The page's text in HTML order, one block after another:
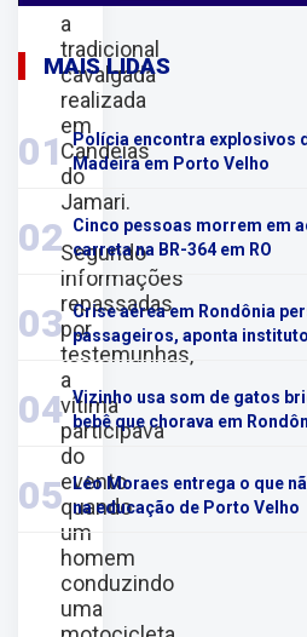
a
tradicional
cavalgada
realizada
em
Candeias
do
Jamari.
Segundo
informações
repassadas
por
testemunhas,
a
vítima
participava
do
evento
quando
um
homem
conduzindo
uma
MAIS LIDAS
01
Polícia encontra explosivos
Madeira em Porto Velho
02 Cinco pessoas morrem em
carreta na BR-364 em RO
03 Crise aérea em Rondônia
passageiros, aponta instituto
04 Vizinho usa som de gatos
bebê que chorava em
05 Léo Moraes entrega o que
na educação de Porto Velho